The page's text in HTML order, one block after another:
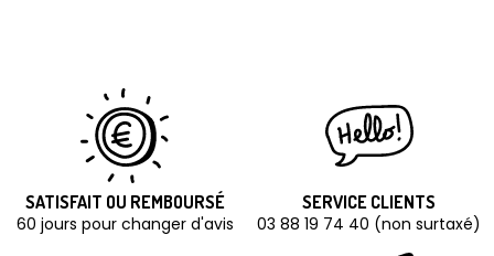
SATISFAIT OU REMBOURSÉ
60 jours pour changer d'avis
SERVICE CLIENTS
03 88 19 74 40 (non surtaxé)